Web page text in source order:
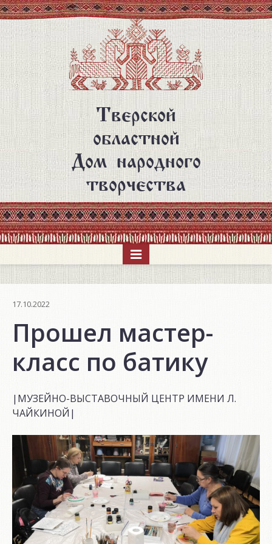
Перейти
к
основному
содержанию
Тверской
областной
Дом народного
творчества
17.10.2022
Прошел мастер-
класс по батику
|МУЗЕЙНО-ВЫСТАВОЧНЫЙ ЦЕНТР ИМЕНИ Л.
ЧАЙКИНОЙ|